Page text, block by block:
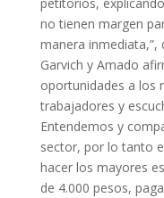
no tienen margen
manera
Garvich y Amado
oportunidades a los
trabajadores y
Entendemos y
sector, por lo tanto
hacer los mayores
de 4.000 pesos,